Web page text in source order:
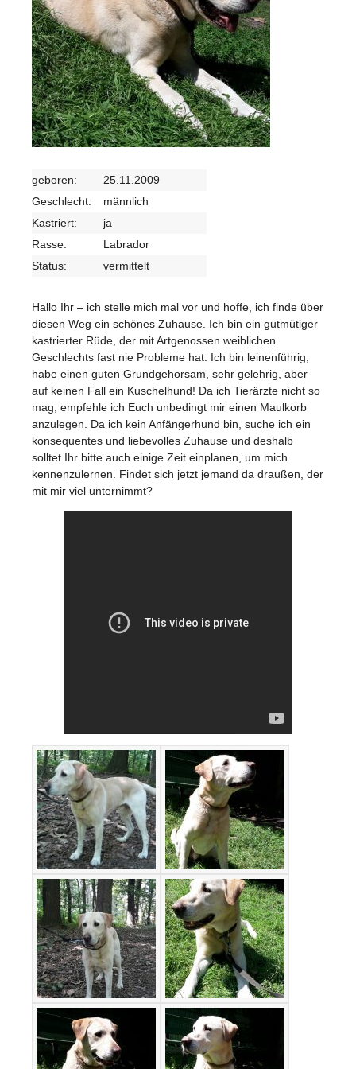
geboren:
25.11.2009
Geschlecht:
männlich
Kastriert:
ja
Rasse:
Labrador
Status:
vermittelt
Hallo Ihr – ich stelle mich mal vor und hoffe, ich finde über
diesen Weg ein schönes Zuhause. Ich bin ein gutmütiger
kastrierter Rüde, der mit Artgenossen weiblichen
Geschlechts fast nie Probleme hat. Ich bin leinenführig,
habe einen guten Grundgehorsam, sehr gelehrig, aber
auf keinen Fall ein Kuschelhund! Da ich Tierärzte nicht so
mag, empfehle ich Euch unbedingt mir einen Maulkorb
anzulegen. Da ich kein Anfängerhund bin, suche ich ein
konsequentes und liebevolles Zuhause und deshalb
solltet Ihr bitte auch einige Zeit einplanen, um mich
kennenzulernen. Findet sich jetzt jemand da draußen, der
mit mir viel unternimmt?